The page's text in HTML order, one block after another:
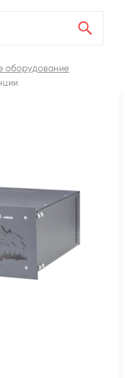
оборудование